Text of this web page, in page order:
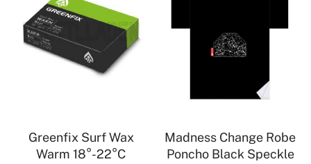
Greenfix Surf Wax
Warm 18°-22°C
Madness Change Robe
Poncho Black Speckle